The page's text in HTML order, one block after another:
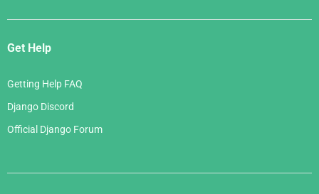
Get Help
Getting Help FAQ
Django Discord
Official Django Forum